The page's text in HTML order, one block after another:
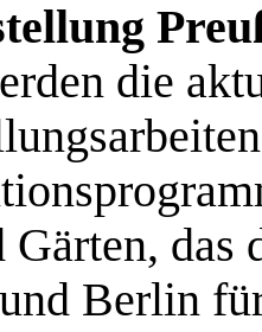
die
Gärten,
Berlin